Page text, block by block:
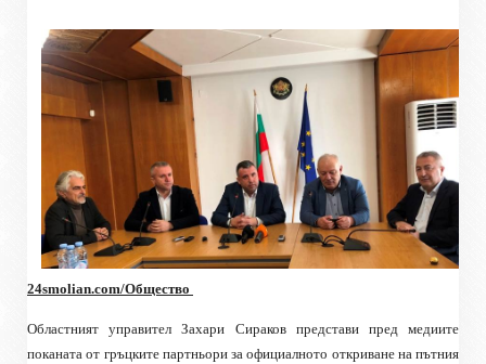
24smolian.com/Общество
Областният управител Захари Сираков представи пред медиите
поканата от гръцките партньори за официалното откриване на пътния